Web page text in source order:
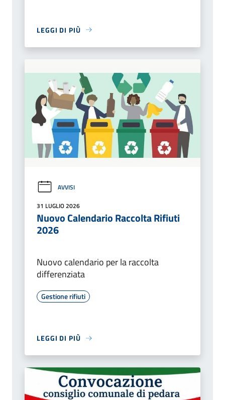
LEGGI DI PIÙ
AVVISI
31 LUGLIO 2026
Nuovo Calendario Raccolta Rifiuti
2026
Nuovo calendario per la raccolta
differenziata
Gestione rifiuti
LEGGI DI PIÙ